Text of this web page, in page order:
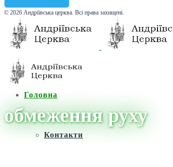
© 2026 Андріївська церква. Всі права захищені.
Головна
Контакти
обмеження руху